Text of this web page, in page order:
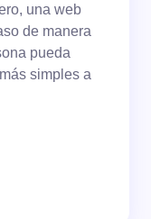
una web
de manera
pueda
simples a